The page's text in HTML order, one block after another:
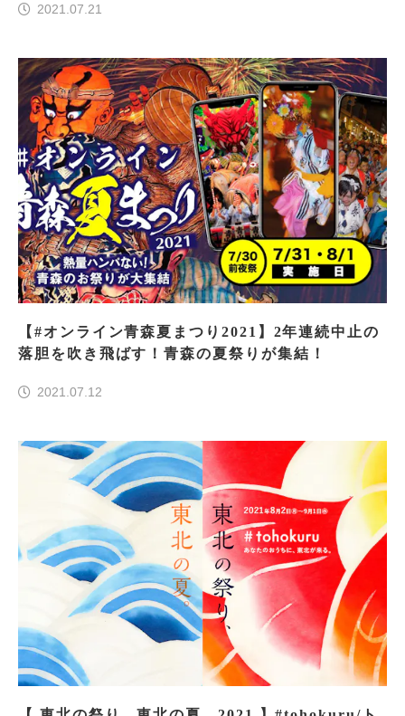
2021.07.21
【#オンライン青森夏まつり2021】2年連続中止の
落胆を吹き飛ばす！青森の夏祭りが集結！
2021.07.12